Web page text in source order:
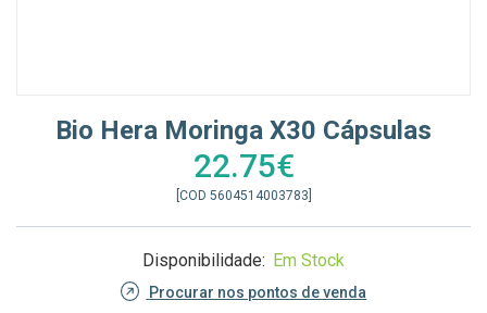
Bio Hera Moringa X30 Cápsulas
22.75€
[COD 5604514003783]
Disponibilidade: Em Stock
Procurar nos pontos de venda